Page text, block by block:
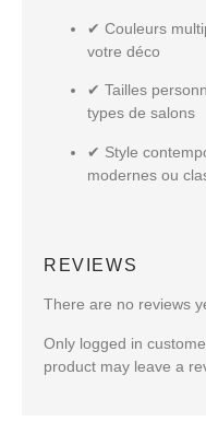
✔ Couleurs
votre déco
✔ Tailles
types de salons
✔ Style
modernes ou
REVIEWS
There are no reviews
Only logged in
product may leave a